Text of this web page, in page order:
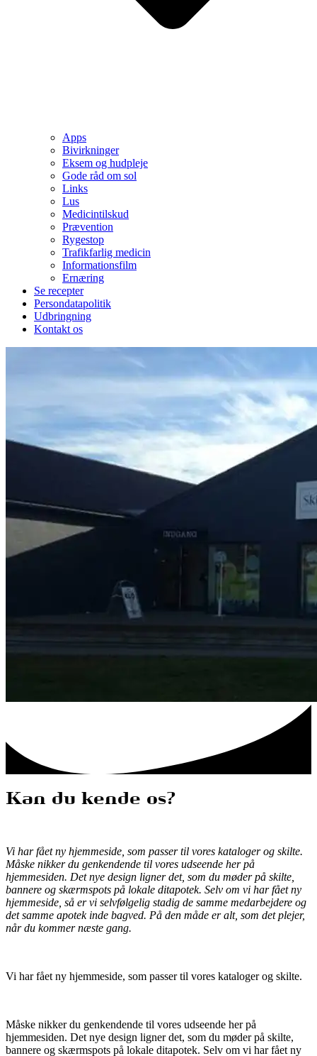
Apps
Bivirkninger
Eksem og hudpleje
Gode råd om sol
Links
Lus
Medicintilskud
Prævention
Rygestop
Trafikfarlig medicin
Informationsfilm
Ernæring
Se recepter
Persondatapolitik
Udbringning
Kontakt os
Kan du kende os?
Vi har fået ny hjemmeside, som passer til vores kataloger og skilte.
Måske nikker du genkendende til vores udseende her på
hjemmesiden. Det nye design ligner det, som du møder på skilte,
bannere og skærmspots på lokale ditapotek. Selv om vi har fået ny
hjemmeside, så er vi selvfølgelig stadig de samme medarbejdere og
det samme apotek inde bagved. På den måde er alt, som det plejer,
når du kommer næste gang.
Vi har fået ny hjemmeside, som passer til vores kataloger og skilte.
Måske nikker du genkendende til vores udseende her på
hjemmesiden. Det nye design ligner det, som du møder på skilte,
bannere og skærmspots på lokale ditapotek. Selv om vi har fået ny